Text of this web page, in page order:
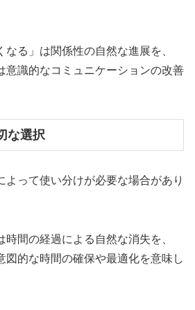
なる」は関係性の自然な進展を、
意識的なコミュニケーションの改善
な選択
よって使い分けが必要な場合があり
時間の経過による自然な消失を、
図的な時間の確保や最適化を意味し